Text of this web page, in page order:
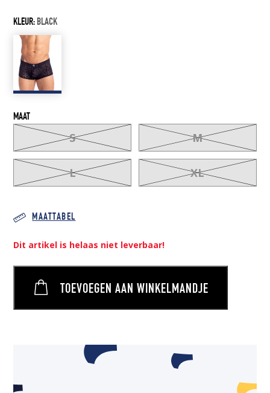
KLEUR:BLACK
MAAT
S M
L XL
MAATTABEL
Dit artikel is helaas niet leverbaar!
TOEVOEGEN AAN WINKELMANDJE